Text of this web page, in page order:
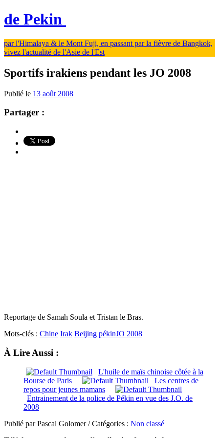
de Pekin
par l'Himalaya & le Mont Fuji, en passant par la fièvre de Bangkok,
vivez l'actualité de l'Asie de l'Est
Sportifs irakiens pendant les JO 2008
Publié le 13 août 2008
Partager :
Reportage de Samah Soula et Tristan le Bras.
Mots-clés : Chine Irak Beijing pékinJO 2008
À Lire Aussi :
L'huile de maïs chinoise côtée à la
Bourse de Paris
Les centres de
repos pour jeunes mamans
Entrainement de la police de Pékin en vue des J.O. de
2008
Publié par Pascal Golomer / Catégories : Non classé